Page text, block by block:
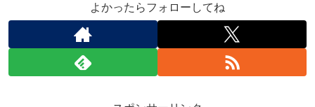
よかったらフォローしてね